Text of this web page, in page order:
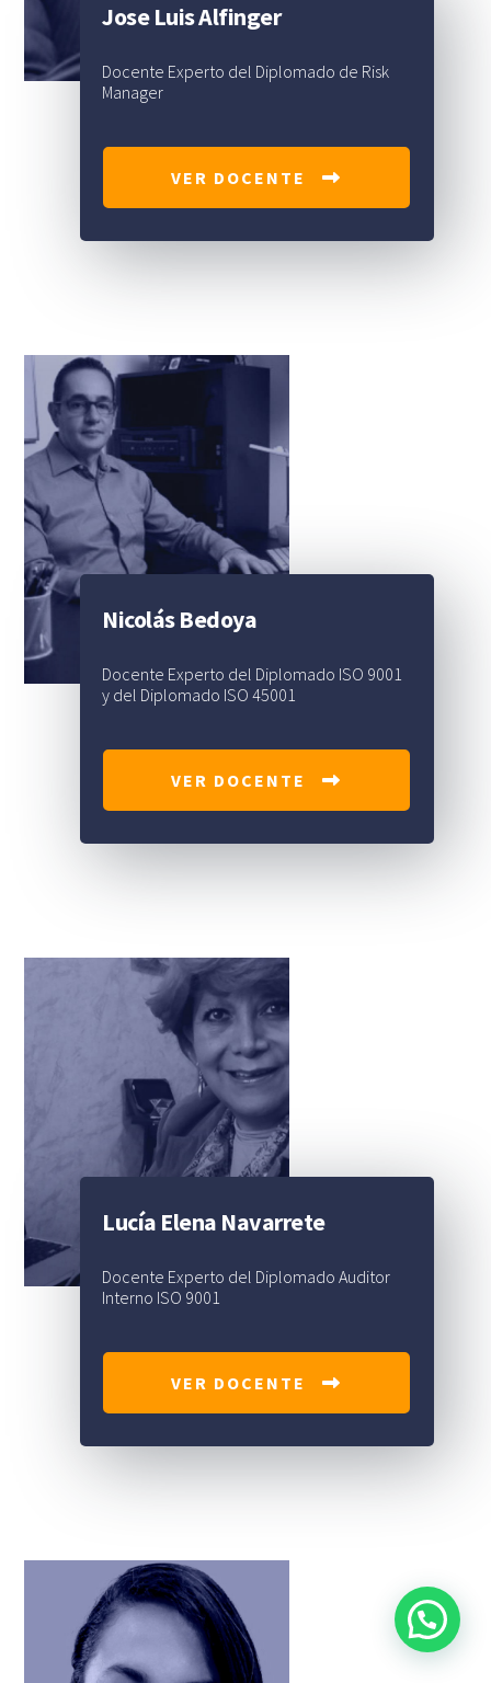
Jose Luis Alfinger
Docente Experto del Diplomado de Risk
Manager
VER DOCENTE
Nicolás Bedoya
Docente Experto del Diplomado ISO 9001
y del Diplomado ISO 45001
VER DOCENTE
Lucía Elena Navarrete
Docente Experto del Diplomado Auditor
Interno ISO 9001
VER DOCENTE